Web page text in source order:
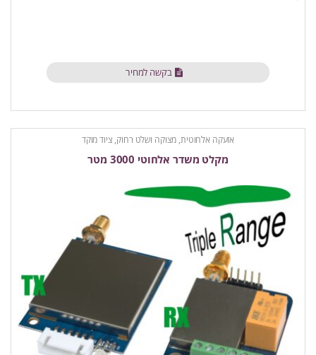
בקשה למחיר
אזעקה אלחוטית, מצוקה ושלט רחוק, ציוד מוקד
מקלט משדר אלחוטי 3000 מטר